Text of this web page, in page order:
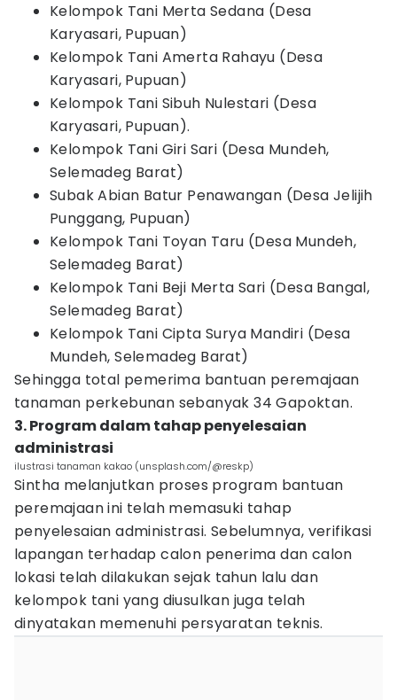
Kelompok Tani Merta Sedana (Desa
Karyasari, Pupuan)
Kelompok Tani Amerta Rahayu (Desa
Karyasari, Pupuan)
Kelompok Tani Sibuh Nulestari (Desa
Karyasari, Pupuan).
Kelompok Tani Giri Sari (Desa Mundeh,
Selemadeg Barat)
Subak Abian Batur Penawangan (Desa Jelijih
Punggang, Pupuan)
Kelompok Tani Toyan Taru (Desa Mundeh,
Selemadeg Barat)
Kelompok Tani Beji Merta Sari (Desa Bangal,
Selemadeg Barat)
Kelompok Tani Cipta Surya Mandiri (Desa
Mundeh, Selemadeg Barat)
Sehingga total pemerima bantuan peremajaan
tanaman perkebunan sebanyak 34 Gapoktan.
3. Program dalam tahap penyelesaian
administrasi
ilustrasi tanaman kakao (unsplash.com/@reskp)
Sintha melanjutkan proses program bantuan
peremajaan ini telah memasuki tahap
penyelesaian administrasi. Sebelumnya, verifikasi
lapangan terhadap calon penerima dan calon
lokasi telah dilakukan sejak tahun lalu dan
kelompok tani yang diusulkan juga telah
dinyatakan memenuhi persyaratan teknis.